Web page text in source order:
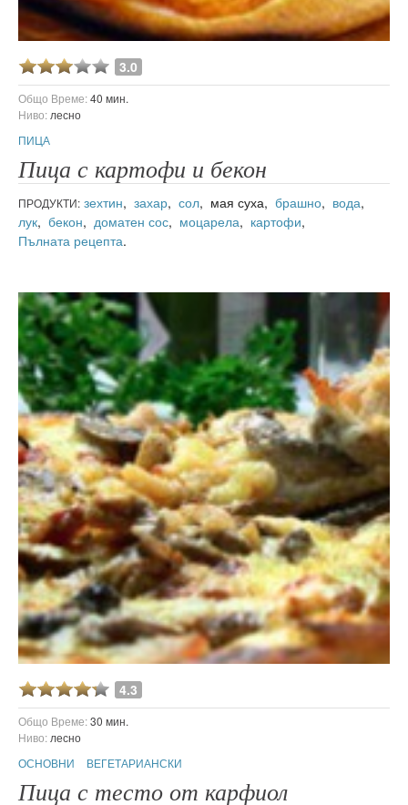
3.0
Общо Време:40 мин.
Ниво: лесно
ПИЦА
Пица с картофи и бекон
ПРОДУКТИ: зехтин, захар, сол, мая суха, брашно, вода,
лук, бекон, доматен сос, моцарела, картофи,
Пълната рецепта.
4.3
Общо Време:30 мин.
Ниво: лесно
ОСНОВНИ
ВЕГЕТАРИАНСКИ
Пица с тесто от карфиол